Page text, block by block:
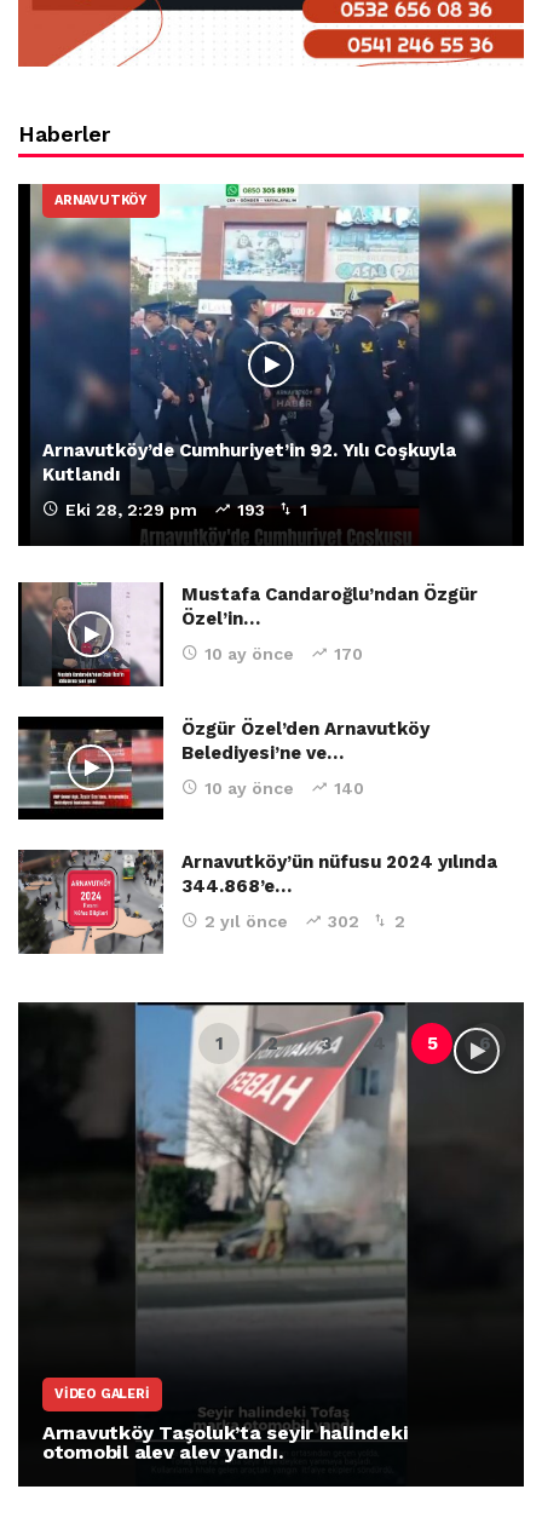
Haberler
ARNAVUTKÖY
Arnavutköy’de Cumhuriyet’in 92. Yılı Coşkuyla
Kutlandı
Eki 28, 2:29 pm 193 1
Mustafa Candaroğlu’ndan Özgür
Özel’in…
10 ay önce 170
Özgür Özel’den Arnavutköy
Belediyesi’ne ve…
10 ay önce 140
Arnavutköy’ün nüfusu 2024 yılında
344.868’e…
2 yıl önce 302 2
VIDEO GALERI
Arnavutköy Taşoluk’ta seyir halindeki
otomobil alev alev yandı.